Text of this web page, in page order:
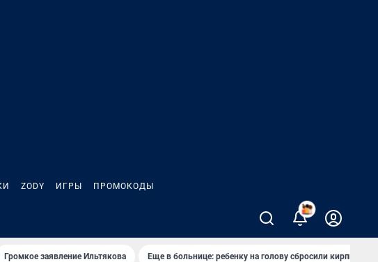
ZODY ИГРЫ ПРОМОКОДЫ
2
Громкое заявление Ильтякова Еще в больнице: ребенку на голову сбросили кирпич